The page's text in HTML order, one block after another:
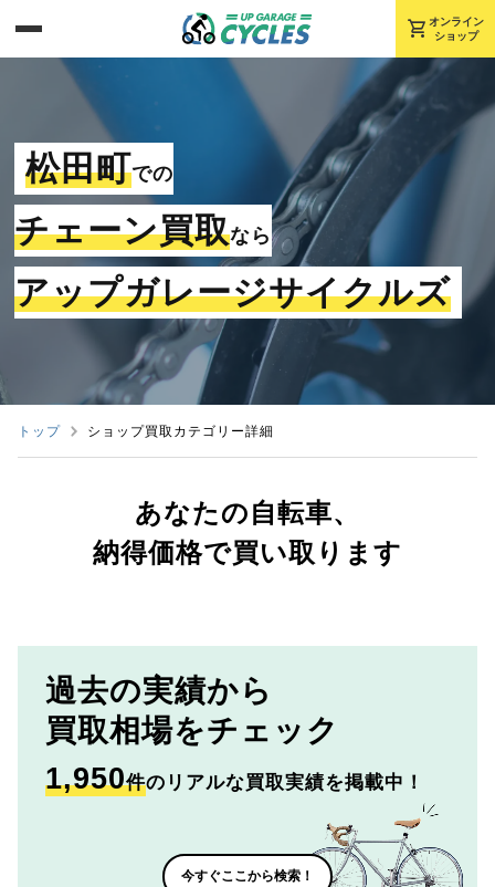
shopping_cart オンライン
ショップ
松田町での
チェーン買取なら
アップガレージサイクルズ
トップ ショップ買取カテゴリー詳細
あなたの自転車、
納得価格で買い取ります
過去の実績から
買取相場をチェック
1,950件のリアルな買取実績を掲載中！
今すぐここから検索！